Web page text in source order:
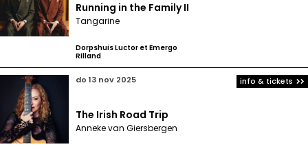
Running in the Family II
Tangarine
Dorpshuis Luctor et Emergo
Rilland
do 13 nov 2025
The Irish Road Trip
Anneke van Giersbergen
info & tickets